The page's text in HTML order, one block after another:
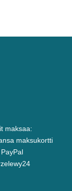
maksaa:
maksukortti
PayPal